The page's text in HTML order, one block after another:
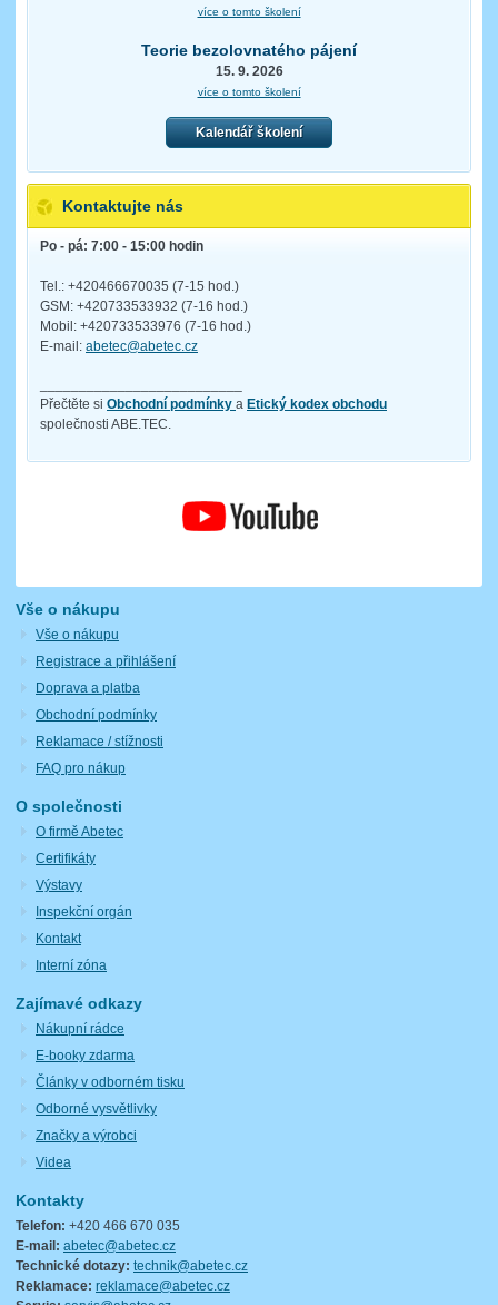
více o tomto školení
Teorie bezolovnatého pájení
15. 9. 2026
více o tomto školení
Kalendář školení
Kontaktujte nás
Po - pá: 7:00 - 15:00 hodin
Tel.: +420466670035 (7-15 hod.)
GSM: +420733533932 (7-16 hod.)
Mobil: +420733533976 (7-16 hod.)
E-mail: abetec@abetec.cz
Přečtěte si Obchodní podmínky a Etický kodex obchodu
společnosti ABE.TEC.
Vše o nákupu
Vše o nákupu
Registrace a přihlášení
Doprava a platba
Obchodní podmínky
Reklamace / stížnosti
FAQ pro nákup
O společnosti
O firmě Abetec
Certifikáty
Výstavy
Inspekční orgán
Kontakt
Interní zóna
Zajímavé odkazy
Nákupní rádce
E-booky zdarma
Články v odborném tisku
Odborné vysvětlivky
Značky a výrobci
Videa
Kontakty
Telefon: +420 466 670 035
E-mail: abetec@abetec.cz
Technické dotazy: technik@abetec.cz
Reklamace: reklamace@abetec.cz